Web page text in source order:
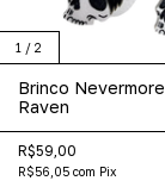
1 / 2
Brinco Nevermore
Raven
R$59,00
R$56,05 com Pix